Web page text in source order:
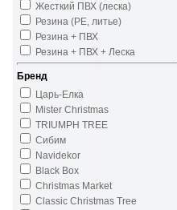
Жесткий ПВХ (леска)
Резина (PE, литье)
Резина + ПВХ
Резина + ПВХ + Леска
Бренд
Царь-Елка
Mister Christmas
TRIUMPH TREE
Сибим
Navidekor
Black Box
Christmas Market
Classic Christmas Tree